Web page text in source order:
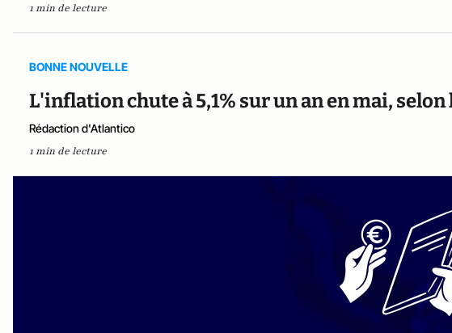
1 min de lecture
BONNE NOUVELLE
L'inflation chute à 5,1% sur un an en mai, selon
Rédaction d'Atlantico
1 min de lecture